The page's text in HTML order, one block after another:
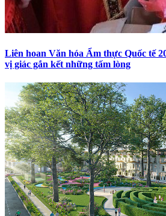
Liên hoan Văn hóa Ẩm thực Quốc tế
vị giác gắn kết những tấm lòng